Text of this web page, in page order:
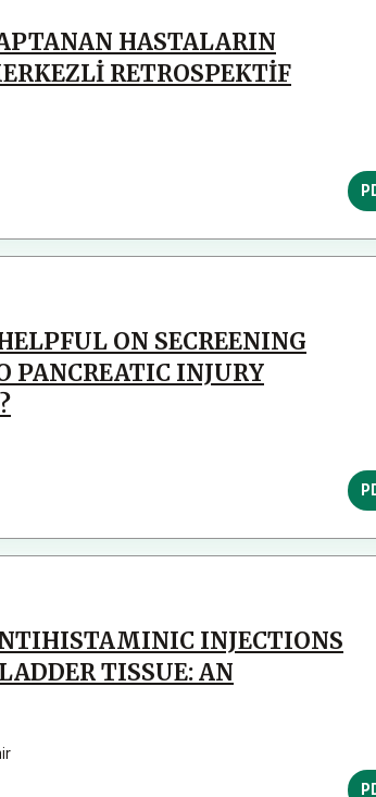
HASTALARIN
RETROSPEKTİF
ON SECREENING
PANCREATIC INJURY
INJECTIONS
TISSUE: AN